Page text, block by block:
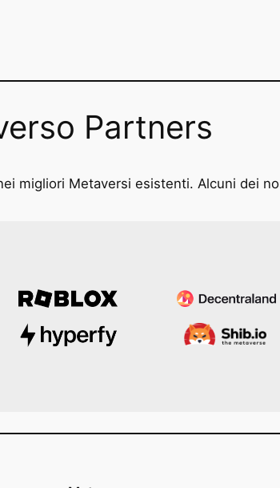
Partners
migliori Metaversi esistenti. Alcuni dei